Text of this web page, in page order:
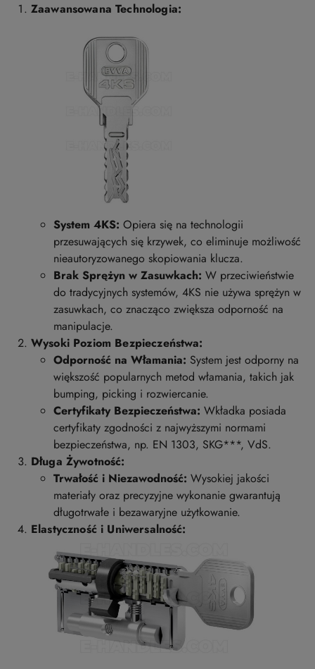
Zaawansowana Technologia:
System 4KS: Opiera się na technologii
przesuwających się krzywek, co eliminuje możliwość
nieautoryzowanego skopiowania klucza.
Brak Sprężyn w Zasuwkach: W przeciwieństwie
do tradycyjnych systemów, 4KS nie używa sprężyn w
zasuwkach, co znacząco zwiększa odporność na
manipulacje.
Wysoki Poziom Bezpieczeństwa:
Odporność na Włamania: System jest odporny na
większość popularnych metod włamania, takich jak
bumping, picking i rozwiercanie.
Certyfikaty Bezpieczeństwa: Wkładka posiada
certyfikaty zgodności z najwyższymi normami
bezpieczeństwa, np. EN 1303, SKG***, VdS.
Długa Żywotność:
Trwałość i Niezawodność: Wysokiej jakości
materiały oraz precyzyjne wykonanie gwarantują
długotrwałe i bezawaryjne użytkowanie.
Elastyczność i Uniwersalność: